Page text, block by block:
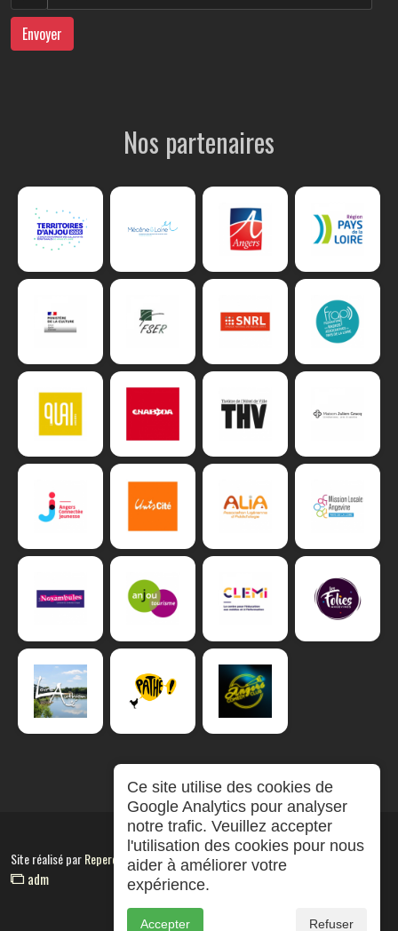
Envoyer
Nos partenaires
Site réalisé parRepereCom
adm
Ce site utilise des cookies de
Google Analytics pour analyser
notre trafic. Veuillez accepter
l'utilisation des cookies pour nous
aider à améliorer votre
expérience.
Accepter Refuser